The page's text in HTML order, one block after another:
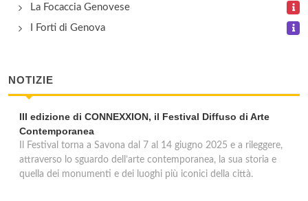
La Focaccia Genovese
I Forti di Genova
NOTIZIE
III edizione di CONNEXXION, il Festival Diffuso di Arte
Contemporanea
Il Festival torna a Savona dal 7 al 14 giugno 2025 e a rileggere,
attraverso lo sguardo dell’arte contemporanea, la sua storia e
quella dei monumenti e dei luoghi più iconici della città.